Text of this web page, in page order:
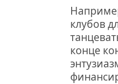
клубов
конце